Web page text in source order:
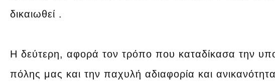
δικαιωθεί .
Η δεύτερη, αφορά τον τρόπο που καταδίκασα την
πόλης μας και την παχυλή αδιαφορία και